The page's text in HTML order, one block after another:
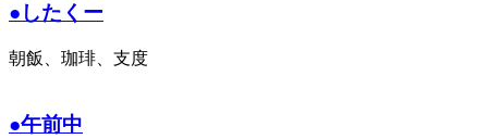
●したくー
朝飯、珈琲、支度
●午前中